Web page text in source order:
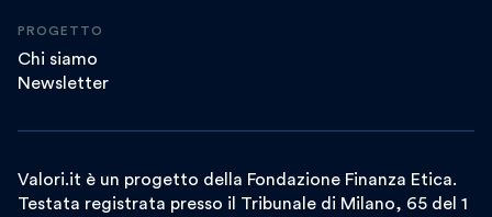
PROGETTO
Chi siamo
Newsletter
Valori.it è un progetto della Fondazione Finanza Etica.
Testata registrata presso il Tribunale di Milano, 65 del 1